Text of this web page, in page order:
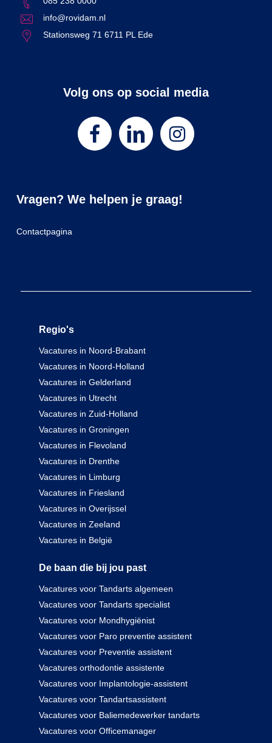
info@rovidam.nl
Stationsweg 71 6711 PL Ede
Volg ons op social media
Vragen? We helpen je graag!
Contactpagina
Regio's
Vacatures in Noord-Brabant
Vacatures in Noord-Holland
Vacatures in Gelderland
Vacatures in Utrecht
Vacatures in Zuid-Holland
Vacatures in Groningen
Vacatures in Flevoland
Vacatures in Drenthe
Vacatures in Limburg
Vacatures in Friesland
Vacatures in Overijssel
Vacatures in Zeeland
Vacatures in België
De baan die bij jou past
Vacatures voor Tandarts algemeen
Vacatures voor Tandarts specialist
Vacatures voor Mondhygiënist
Vacatures voor Paro preventie assistent
Vacatures voor Preventie assistent
Vacatures orthodontie assistente
Vacatures voor Implantologie-assistent
Vacatures voor Tandartsassistent
Vacatures voor Baliemedewerker tandarts
Vacatures voor Officemanager